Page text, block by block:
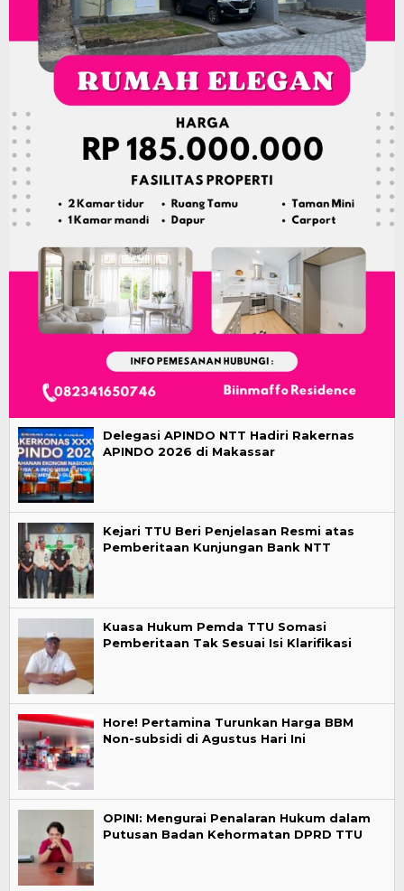
Delegasi APINDO NTT Hadiri Rakernas
APINDO 2026 di Makassar
Kejari TTU Beri Penjelasan Resmi atas
Pemberitaan Kunjungan Bank NTT
Kuasa Hukum Pemda TTU Somasi
Pemberitaan Tak Sesuai Isi Klarifikasi
Hore! Pertamina Turunkan Harga BBM
Non-subsidi di Agustus Hari Ini
OPINI: Mengurai Penalaran Hukum dalam
Putusan Badan Kehormatan DPRD TTU